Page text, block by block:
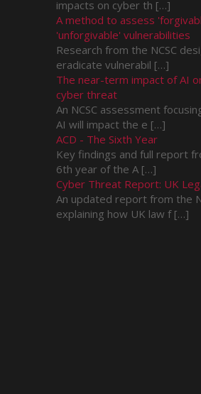
impacts on cyber th […]
A method to assess
'unforgivable' vulnerabilities
Research from the NCSC
eradicate vulnerabil […]
The near-term impact of AI
cyber threat
An NCSC assessment
AI will impact the e […]
ACD - The Sixth Year
Key findings and full report
6th year of the A […]
Cyber Threat Report: UK
An updated report from the
explaining how UK law f […]